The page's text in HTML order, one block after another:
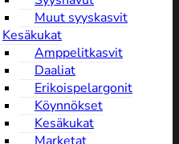
Muut syyskasvit
Kesäkukat
Amppelitkasvit
Daaliat
Erikoispelargonit
Köynnökset
Kesäkukat